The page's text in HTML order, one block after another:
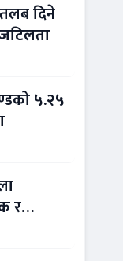
दिने
५.२५
र